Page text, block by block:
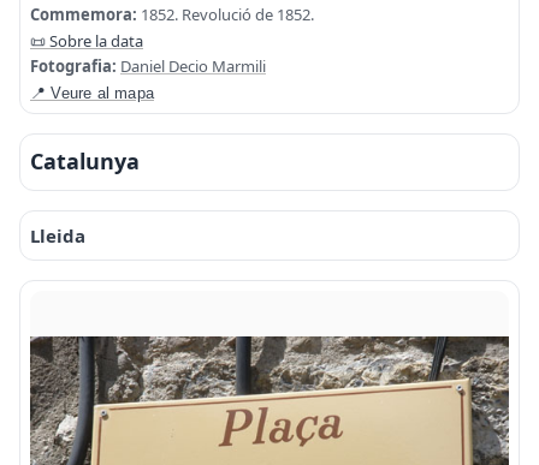
Commemora: 1852. Revolució de 1852.
📜 Sobre la data
Fotografia: Daniel Decio Marmili
📍 Veure al mapa
Catalunya
Lleida